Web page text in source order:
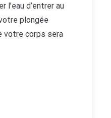
l’eau d’entrer au
plongée
votre corps sera